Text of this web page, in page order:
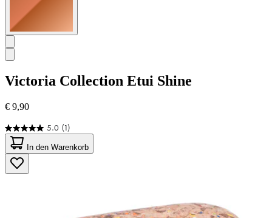
Victoria Collection Etui Shine
€ 9,90
5.0 (1)
5.0
von
5
Sternen.
1
In den Warenkorb